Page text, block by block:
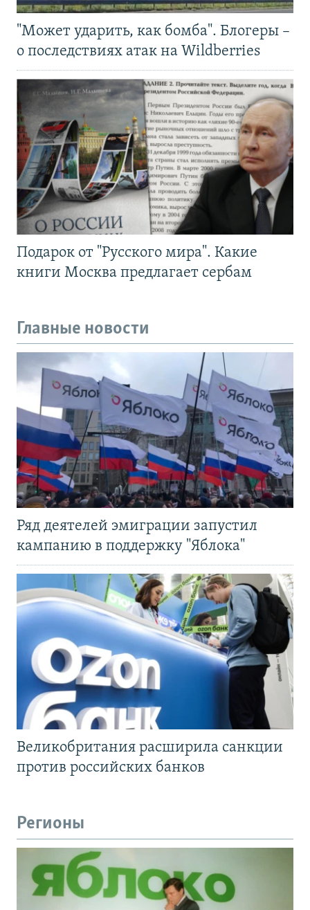
"Может ударить, как бомба". Блогеры –
о последствиях атак на Wildberries
Подарок от "Русского мира". Какие
книги Москва предлагает сербам
Главные новости
Ряд деятелей эмиграции запустил
кампанию в поддержку "Яблока"
Великобритания расширила санкции
против российских банков
Регионы